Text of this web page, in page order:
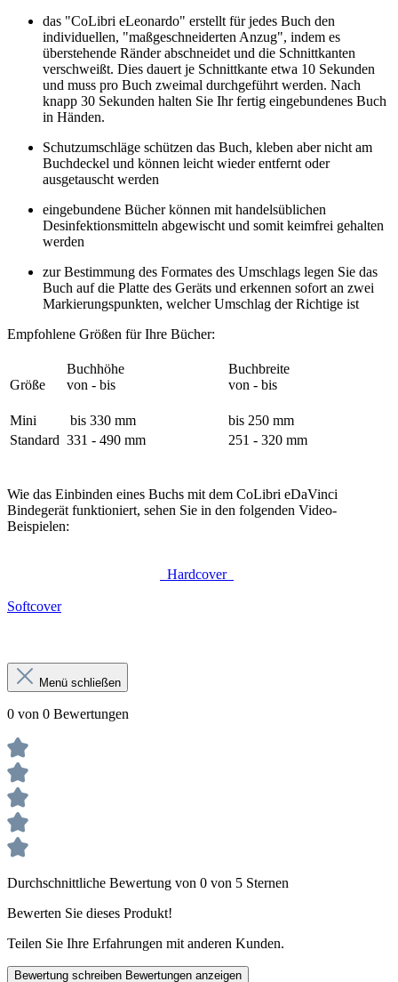
das "CoLibri eLeonardo" erstellt für jedes Buch den
individuellen, "maßgeschneiderten Anzug", indem es
überstehende Ränder abschneidet und die Schnittkanten
verschweißt. Dies dauert je Schnittkante etwa 10 Sekunden
und muss pro Buch zweimal durchgeführt werden. Nach
knapp 30 Sekunden halten Sie Ihr fertig eingebundenes Buch
in Händen.
Schutzumschläge schützen das Buch, kleben aber nicht am
Buchdeckel und können leicht wieder entfernt oder
ausgetauscht werden
eingebundene Bücher können mit handelsüblichen
Desinfektionsmitteln abgewischt und somit keimfrei gehalten
werden
zur Bestimmung des Formates des Umschlags legen Sie das
Buch auf die Platte des Geräts und erkennen sofort an zwei
Markierungspunkten, welcher Umschlag der Richtige ist
Empfohlene Größen für Ihre Bücher:
Größe
Buchhöhe
von - bis
Buchbreite
von - bis
Mini bis 330 mm
bis 250 mm
Standard 331 - 490 mm 251 - 320 mm
Wie das Einbinden eines Buchs mit dem CoLibri eDaVinci
Bindegerät funktioniert, sehen Sie in den folgenden Video-
Beispielen:
Hardcover
Softcover
Menü schließen
0 von 0 Bewertungen
Durchschnittliche Bewertung von 0 von 5 Sternen
Bewerten Sie dieses Produkt!
Teilen Sie Ihre Erfahrungen mit anderen Kunden.
Bewertung schreiben Bewertungen anzeigen